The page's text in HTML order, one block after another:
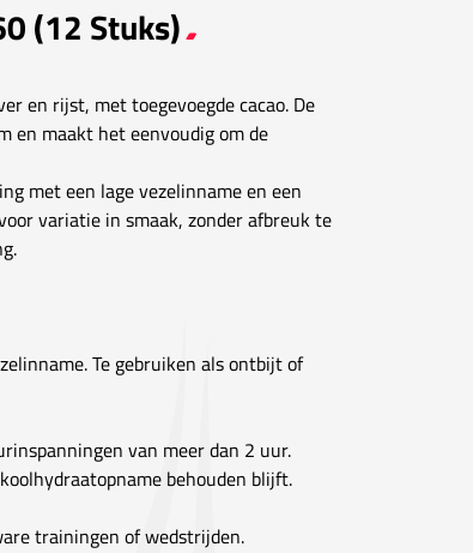
(12 Stuks)
en rijst, met toegevoegde cacao. De
en maakt het eenvoudig om de
met een lage vezelinname en een
variatie in smaak, zonder afbreuk te
Te gebruiken als ontbijt of
van meer dan 2 uur.
behouden blijft.
trainingen of wedstrijden.